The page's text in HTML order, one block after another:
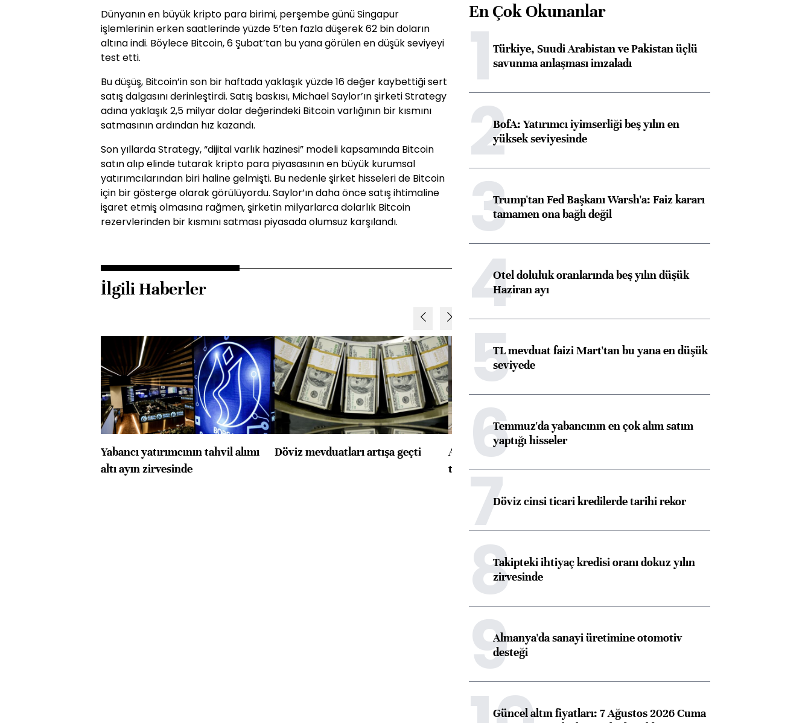
Dünyanın en büyük kripto para birimi, perşembe günü Singapur
işlemlerinin erken saatlerinde yüzde 5’ten fazla düşerek 62 bin doların
altına indi. Böylece Bitcoin, 6 Şubat’tan bu yana görülen en düşük seviyeyi
test etti.
Bu düşüş, Bitcoin’in son bir haftada yaklaşık yüzde 16 değer kaybettiği sert
satış dalgasını derinleştirdi. Satış baskısı, Michael Saylor’ın şirketi Strategy
adına yaklaşık 2,5 milyar dolar değerindeki Bitcoin varlığının bir kısmını
satmasının ardından hız kazandı.
Son yıllarda Strategy, “dijital varlık hazinesi” modeli kapsamında Bitcoin
satın alıp elinde tutarak kripto para piyasasının en büyük kurumsal
yatırımcılarından biri haline gelmişti. Bu nedenle şirket hisseleri de Bitcoin
için bir gösterge olarak görülüyordu. Saylor’ın daha önce satış ihtimaline
işaret etmiş olmasına rağmen, şirketin milyarlarca dolarlık Bitcoin
rezervlerinden bir kısmını satması piyasada olumsuz karşılandı.
İlgili Haberler
Yabancı yatırımcının tahvil alımı
altı ayın zirvesinde
Döviz mevduatları artışa geçti
ABD'de konut başlangıçları
toparlandı
Almanya, Commerzbank
En Çok Okunanlar
1Türkiye, Suudi Arabistan ve Pakistan üçlü
savunma anlaşması imzaladı
2BofA: Yatırımcı iyimserliği beş yılın en
yüksek seviyesinde
3Trump'tan Fed Başkanı Warsh'a: Faiz kararı
tamamen ona bağlı değil
4Otel doluluk oranlarında beş yılın düşük
Haziran ayı
5TL mevduat faizi Mart'tan bu yana en düşük
seviyede
6Temmuz'da yabancının en çok alım satım
yaptığı hisseler
7Döviz cinsi ticari kredilerde tarihi rekor
8Takipteki ihtiyaç kredisi oranı dokuz yılın
zirvesinde
9Almanya'da sanayi üretimine otomotiv
desteği
Güncel altın fiyatları: 7 Ağustos 2026 Cuma